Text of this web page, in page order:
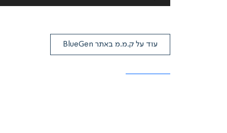
עוד על ק.מ.מ באתר BlueGen